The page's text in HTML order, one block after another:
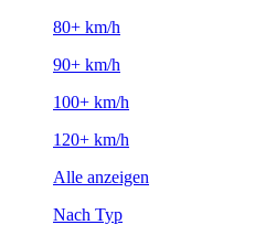
80+ km/h
90+ km/h
100+ km/h
120+ km/h
Alle anzeigen
Nach Typ